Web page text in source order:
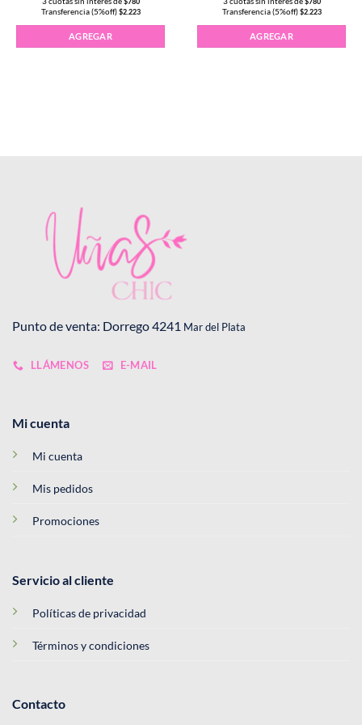
Transferencia (5%off) $2.223
AGREGAR
Transferencia (5%off) $2.223
AGREGAR
Negro #102 cantidad
Punto de venta: Dorrego 4241 Mar del Plata
LLÁMENOS E-MAIL
Mi cuenta
Mi cuenta
Mis pedidos
Promociones
Servicio al cliente
Políticas de privacidad
Términos y condiciones
Contacto